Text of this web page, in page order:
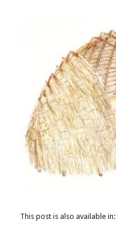
This post is also available in: